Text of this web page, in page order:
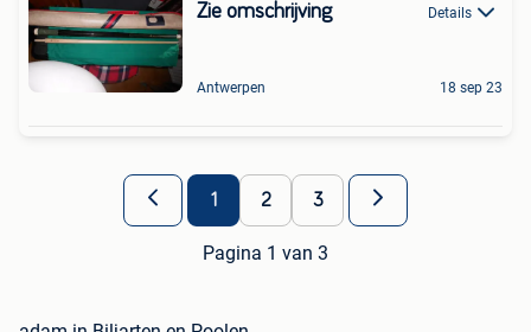
Zie omschrijving Details
Antwerpen 18 sep 23
1 2 3
Pagina 1 van 3